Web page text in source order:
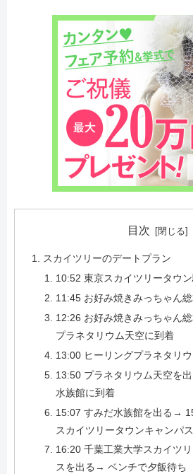
目次
スカイツリーのデートプラン
10:52 東京スカイツリータウ
11:45 お好み焼きみっちゃん
12:26 お好み焼きみっちゃん
プラネタリウム天空に到着
13:00 ヒーリングプラネタリ
13:50 プラネタリウム天空を
水族館に到着
15:07 すみだ水族館を出る→
スカイツリータウンキャンパ
16:20 千葉工業大学スカイツ
スを出る→ ベンチで夕飯待ち